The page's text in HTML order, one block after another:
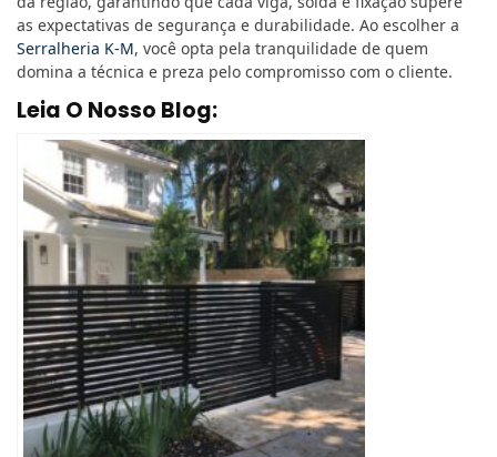
as expectativas de segurança e durabilidade. Ao escolher a
Serralheria K-M, você opta pela tranquilidade de quem
domina a técnica e preza pelo compromisso com o cliente.
Leia O Nosso Blog: